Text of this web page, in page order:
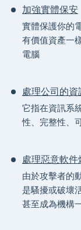
加強實體保安
實體保護你的
有價值資產一
電腦
處理公司的
它指在資訊系
性、完整性、
處理惡意軟件
由於攻擊者的
是騷擾或破壞
甚至成為機構